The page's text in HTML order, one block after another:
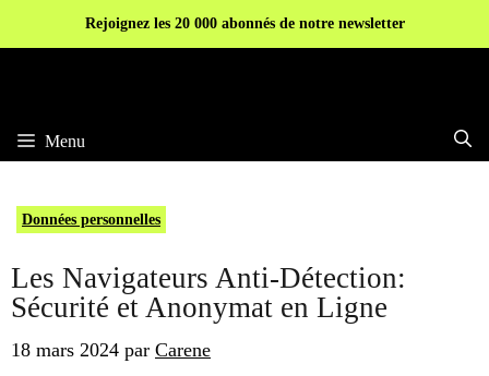
Rejoignez les 20 000 abonnés de notre newsletter
Menu
Données personnelles
Les Navigateurs Anti-Détection:
Sécurité et Anonymat en Ligne
18 mars 2024 par Carene